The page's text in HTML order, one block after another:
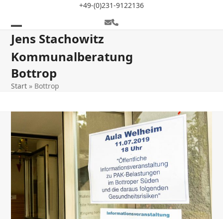
content
+49-(0)231-9122136
E-Telefon
Jens Stachowitz
Kommunalberatung
Open
mobile
menu
Close
mobile
menu
Bottrop
Start » Bottrop